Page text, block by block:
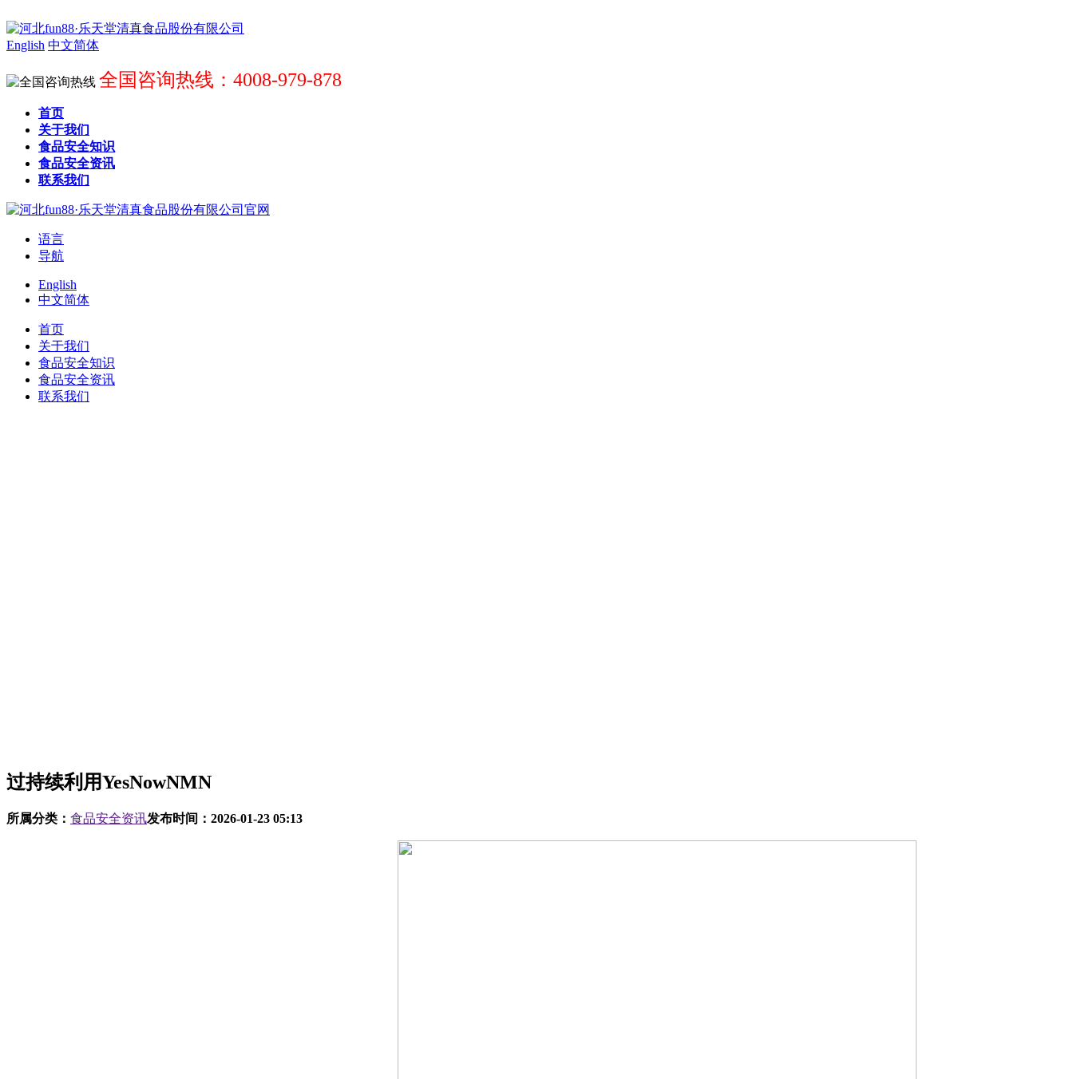
English 中文简体
全国咨询热线：4008-979-878
首页
关于我们
食品安全知识
食品安全资讯
联系我们
语言
导航
English
中文简体
首页
关于我们
食品安全知识
食品安全资讯
联系我们
过持续利用YesNowNMN
所属分类： 食品安全资讯发布时间： 2026-01-23 05:13